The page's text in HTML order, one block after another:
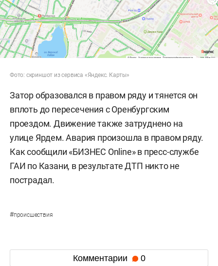
Фото: скриншот из сервиса «Яндекс. Карты»
Затор образовался в правом ряду и тянется он
вплоть до пересечения с Оренбургским
проездом. Движение также затруднено на
улице Ярдем. Авария произошла в правом ряду.
Как сообщили «БИЗНЕС Online» в пресс-службе
ГАИ по Казани, в результате ДТП никто не
пострадал.
#происшествия
Комментарии 0